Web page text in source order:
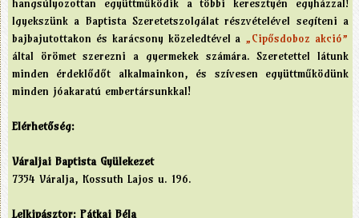
hangsúlyozottan együttműködik a többi keresztyén egyházzal!
Igyekszünk a Baptista Szeretetszolgálat részvételével segíteni a
bajbajutottakon és karácsony közeledtével a „Cipősdoboz akció”
által örömet szerezni a gyermekek számára. Szeretettel látunk
minden érdeklődőt alkalmainkon, és szívesen együttműködünk
minden jóakaratú embertársunkkal!
Elérhetőség:
Váraljai Baptista Gyülekezet
7354 Váralja, Kossuth Lajos u. 196.
Lelkipásztor: Pátkai Béla